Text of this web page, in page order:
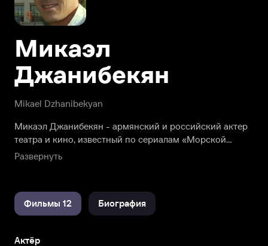
Mikael Dzhanibekyan
Микаэл
Джанибекян
Микаэл Джанибекян - армянский и российский актер
театра и кино, известный по сериалам «Морской
патруль», «Тихая охота», «Торговый центр», фильмам
Развернуть
Фильмы 12 Биография
Актёр